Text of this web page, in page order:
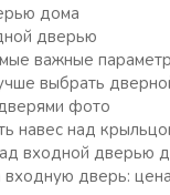
дома
дверью
важные
выбрать
фото
навес над
входной дверью
входную дверь: цена